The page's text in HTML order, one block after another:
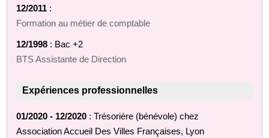
12/2011 :
Formation au métier de comptable
12/1998 : Bac +2
BTS Assistante de Direction
Expériences professionnelles
01/2020 - 12/2020 : Trésorière (bénévole) chez
Association Accueil Des Villes Françaises, Lyon